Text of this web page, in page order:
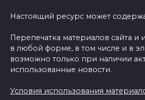
Настоящий ресурс может
Перепечатка материалов сайта и
в любой форме, в том числе и в
возможно только при наличии
использованные новости.
Условия использования